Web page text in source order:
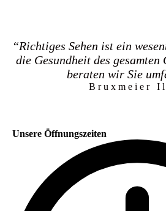
“Richtiges Sehen ist ein
die Gesundheit des gesamten
beraten wir Sie
B r u x m e i e r I l
Unsere Öffnungszeiten